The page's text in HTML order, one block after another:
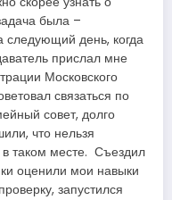
была –
следующий день, когда
прислал мне
Московского
связаться по
совет, долго
что нельзя
в таком месте. Съездил
оценили мои навыки
запустился